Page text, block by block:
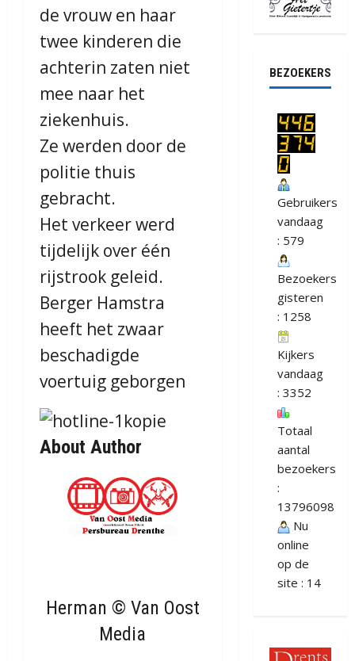
de vrouw en haar
twee kinderen die
achterin zaten niet
mee naar het
ziekenhuis.
Ze werden door de
politie thuis
gebracht.
Het verkeer werd
tijdelijk over één
rijstrook geleid.
Berger Hamstra
heeft het zwaar
beschadigde
voertuig geborgen
About Author
Herman © Van Oost
Media
BEZOEKERS
Gebruikers
vandaag
: 579
Bezoekers
gisteren
: 1258
Kijkers
vandaag
: 3352
Totaal
aantal
bezoekers
:
13796098
Nu
online
op de
site : 14